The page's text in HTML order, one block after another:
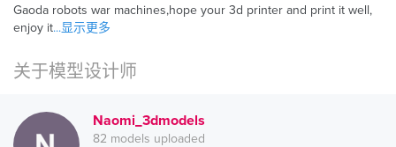
Gaoda robots war machines,hope your 3d printer and print it well,
enjoy it...显示更多
关于模型设计师
Naomi_3dmodels
82 models uploaded